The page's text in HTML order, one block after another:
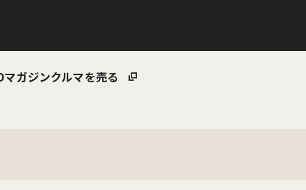
マガジンクルマを売る